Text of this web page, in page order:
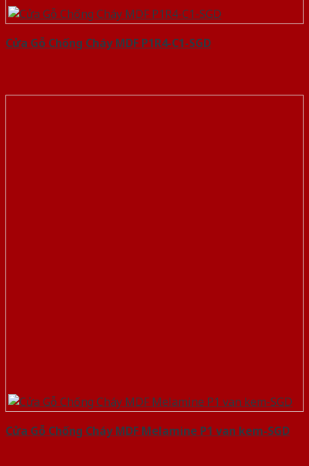
Cửa Gỗ Chống Cháy MDF P1R4-C1-SGD
Cửa Gỗ Chống Cháy MDF Melamine P1 van kem-SGD